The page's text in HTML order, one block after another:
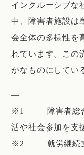
インクルーシブな
中、障害者施設は
会全体の多様性を
れています。この
かなものにしてい
—
※1 障害者総合
活や社会参加を支
※2 就労継続支